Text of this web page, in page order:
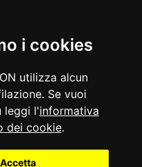
i cookies
utilizza alcun
Se vuoi
leggi l'informativa
dei cookie.
Accetta
|glossario
|feedback